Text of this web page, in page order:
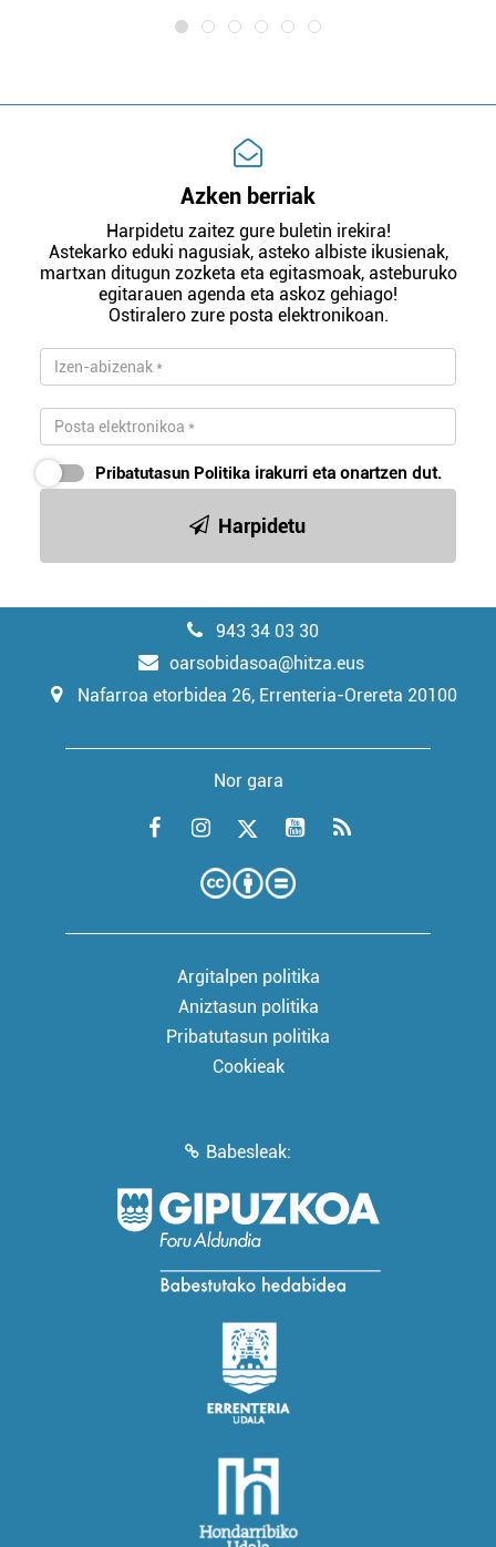
Azken berriak
Harpidetu zaitez gure buletin irekira!
Astekarko eduki nagusiak, asteko albiste ikusienak,
martxan ditugun zozketa eta egitasmoak, asteburuko
egitarauen agenda eta askoz gehiago!
Ostiralero zure posta elektronikoan.
Pribatutasun Politika irakurri eta onartzen dut.
Harpidetu
943 34 03 30
oarsobidasoa@hitza.eus
Nafarroa etorbidea 26, Errenteria-Orereta 20100
Nor gara
Argitalpen politika
Aniztasun politika
Pribatutasun politika
Cookieak
Babesleak: